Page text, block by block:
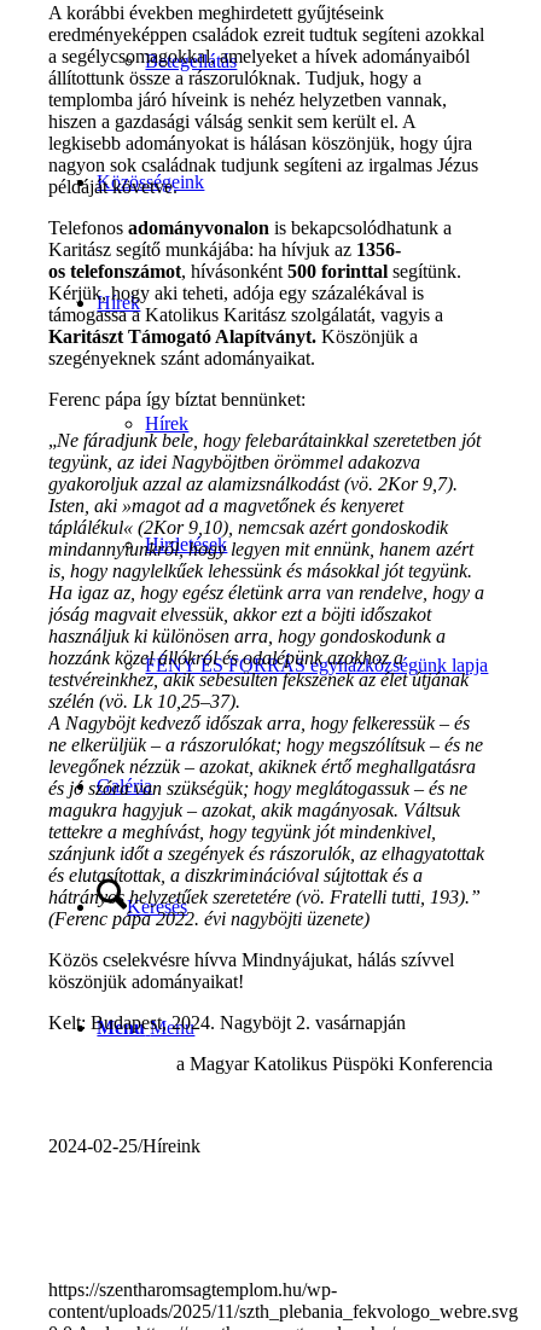
Betegellátás
Közösségeink
Hírek
Hírek
Hirdetések
FÉNY ÉS FORRÁS egyházközségünk lapja
Galéria
Keresés
Menu Menu
A korábbi években meghirdetett gyűjtéseink
eredményeképpen családok ezreit tudtuk segíteni azokkal
a segélycsomagokkal, amelyeket a hívek adományaiból
állítottunk össze a rászorulóknak. Tudjuk, hogy a
templomba járó híveink is nehéz helyzetben vannak,
hiszen a gazdasági válság senkit sem került el. A
legkisebb adományokat is hálásan köszönjük, hogy újra
nagyon sok családnak tudjunk segíteni az irgalmas Jézus
példáját követve.
Telefonosadományvonalonis bekapcsolódhatunk a
Karitász segítő munkájába: ha hívjuk az 1356-
os telefonszámot, hívásonként500 forinttalsegítünk.
Kérjük, hogy aki teheti, adója egy százalékával is
támogassa a Katolikus Karitász szolgálatát, vagyis a
Karitászt Támogató Alapítványt. Köszönjük a
szegényeknek szánt adományaikat.
Ferenc pápa így bíztat bennünket:
„Ne fáradjunk bele, hogy felebarátainkkal szeretetben jót
tegyünk, az idei Nagyböjtben örömmel adakozva
gyakoroljuk azzal az alamizsnálkodást (vö. 2Kor 9,7).
Isten, aki »magot ad a magvetőnek és kenyeret
táplálékul« (2Kor 9,10), nemcsak azért gondoskodik
mindannyiunkról, hogy legyen mit ennünk, hanem azért
is, hogy nagylelkűek lehessünk és másokkal jót tegyünk.
Ha igaz az, hogy egész életünk arra van rendelve, hogy a
jóság magvait elvessük, akkor ezt a böjti időszakot
használjuk ki különösen arra, hogy gondoskodunk a
hozzánk közel állókról és odalépünk azokhoz a
testvéreinkhez, akik sebesülten fekszenek az élet útjának
szélén (vö. Lk 10,25–37).
A Nagyböjt kedvező időszak arra, hogy felkeressük – és
ne elkerüljük – a rászorulókat; hogy megszólítsuk – és ne
levegőnek nézzük – azokat, akiknek értő meghallgatásra
és jó szóra van szükségük; hogy meglátogassuk – és ne
magukra hagyjuk – azokat, akik magányosak. Váltsuk
tettekre a meghívást, hogy tegyünk jót mindenkivel,
szánjunk időt a szegények és rászorulók, az elhagyatottak
és elutasítottak, a diszkriminációval sújtottak és a
hátrányos helyzetűek szeretetére (vö. Fratelli tutti, 193).”
(Ferenc pápa 2022. évi nagyböjti üzenete)
Közös cselekvésre hívva Mindnyájukat, hálás szívvel
köszönjük adományaikat!
Kelt: Budapest, 2024. Nagyböjt 2. vasárnapján
a Magyar Katolikus Püspöki Konferencia
2024-02-25/Híreink
https://szentharomsagtemplom.hu/wp-
content/uploads/2025/11/szth_plebania_fekvologo_webre.svg